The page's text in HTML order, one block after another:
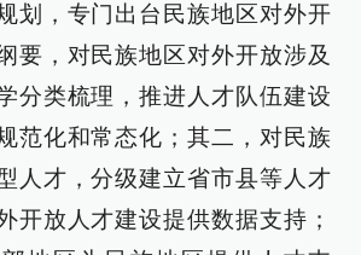
划，专门出台民族地区对外开
要，对民族地区对外开放涉及
分类梳理，推进人才队伍建设
范化和常态化；其二，对民族
人才，分级建立省市县等人才
开放人才建设提供数据支持；